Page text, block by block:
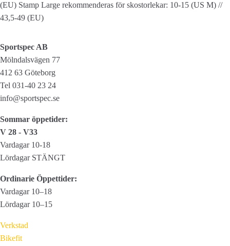
(EU) Stamp Large rekommenderas för skostorlekar: 10-15 (US M) //
43,5-49 (EU)
Sportspec AB
Mölndalsvägen 77
412 63 Göteborg
Tel 031-40 23 24
info@sportspec.se
Sommar öppetider:
V 28 - V33
Vardagar 10-18
Lördagar STÄNGT
Ordinarie Öppettider:
Vardagar 10–18
Lördagar 10–15
Verkstad
Bikefit